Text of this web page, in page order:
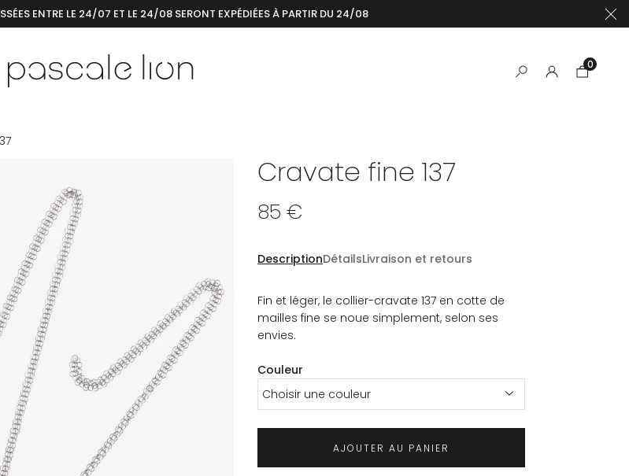
ENTRE LE 24/07 ET LE 24/08 SERONT EXPÉDIÉES À PARTIR DU 24/08
0
Cravate fine 137
85 €
DescriptionDétailsLivraison et retours
Fin et léger, le collier-cravate 137 en cotte de
mailles fine se noue simplement, selon ses
envies.
Couleur
Choisir une couleur
AJOUTER AU PANIER